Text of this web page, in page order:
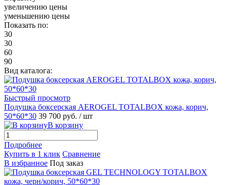
увеличению цены
уменьшению цены
Показать по:
30
30
60
90
Вид каталога:
Быстрый просмотр
Подушка боксерская AEROGEL TOTALBOX кожа, корич,
50*60*30 39 700 руб. / шт
В корзину
Подробнее
Купить в 1 клик Сравнение
В избранное Под заказ